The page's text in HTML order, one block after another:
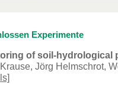
Experimente
of soil-hydrological
Jörg Helmschrot,